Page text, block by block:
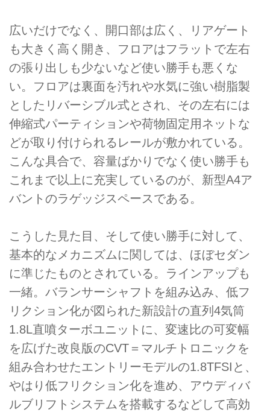
広いだけでなく、開口部は広く、リアゲート
も大きく高く開き、フロアはフラットで左右
の張り出しも少ないなど使い勝手も悪くな
い。フロアは裏面を汚れや水気に強い樹脂製
としたリバーシブル式とされ、その左右には
伸縮式パーティションや荷物固定用ネットな
どが取り付けられるレールが敷かれている。
こんな具合で、容量ばかりでなく使い勝手も
これまで以上に充実しているのが、新型A4ア
バントのラゲッジスペースである。
こうした見た目、そして使い勝手に対して、
基本的なメカニズムに関しては、ほぼセダン
に準じたものとされている。ラインアップも
一緒。バランサーシャフトを組み込み、低フ
リクション化が図られた新設計の直列4気筒
1.8L直噴ターボユニットに、変速比の可変幅
を広げた改良版のCVT＝マルチトロニックを
組み合わせたエントリーモデルの1.8TFSIと、
やはり低フリクション化を進め、アウディバ
ルブリフトシステムを搭載するなどして高効